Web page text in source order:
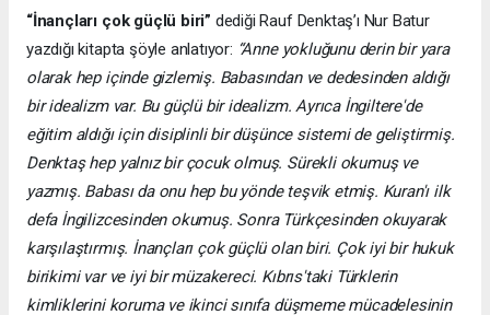
“İnançları çok güçlü biri” dediği Rauf Denktaş’ı Nur Batur
yazdığı kitapta şöyle anlatıyor: “Anne yokluğunu derin bir yara
olarak hep içinde gizlemiş. Babasından ve dedesinden aldığı
bir idealizm var. Bu güçlü bir idealizm. Ayrıca İngiltere'de
eğitim aldığı için disiplinli bir düşünce sistemi de geliştirmiş.
Denktaş hep yalnız bir çocuk olmuş. Sürekli okumuş ve
yazmış. Babası da onu hep bu yönde teşvik etmiş. Kuran'ı ilk
defa İngilizcesinden okumuş. Sonra Türkçesinden okuyarak
karşılaştırmış. İnançları çok güçlü olan biri. Çok iyi bir hukuk
birikimi var ve iyi bir müzakereci. Kıbrıs'taki Türklerin
kimliklerini koruma ve ikinci sınıfa düşmeme mücadelesinin